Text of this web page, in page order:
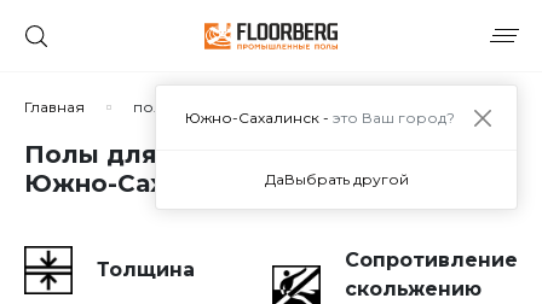
Главная полы для влажных помещений
Полы для влажных помещений в
Южно-Сахалинске
Толщина
Сопротивление
скольжению
Южно-Сахалинск - это Ваш город?
ДаВыбрать другой